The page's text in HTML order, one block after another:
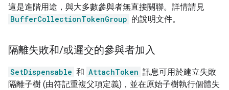
這是進階用途，與大多數參與者無直接關聯。詳情請見
BufferCollectionTokenGroup 的說明文件。
隔離失敗和/或遲交的參與者加入
SetDispensable 和 AttachToken 訊息可用於建立失敗
隔離子樹 (由符記重複父項定義)，並在原始子樹執行個體失